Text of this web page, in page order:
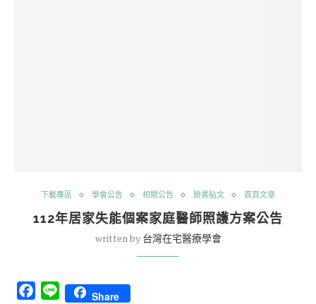
下載專區 學會公告 相關公告 臉書貼文 首頁文章
112年居家失能個案家庭醫師照護方案公告
written by 台灣在宅醫療學會
Facebook
Line Share